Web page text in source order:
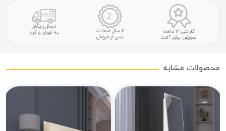
گارانتی ۱۲ ماهه
تعویض یراق آلات
۲ سال ضمانت
پس از فروش
ارسال رایگان
به تهران و کرج
محصولات مشابه